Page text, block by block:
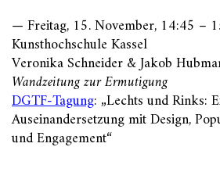
— Freitag, 15. November, 14:45 –
Kunsthochschule Kassel
Veronika Schneider & Jakob
Wandzeitung zur Ermutigung
DGTF-Tagung: „Lechts und Rinks:
Auseinandersetzung mit Design,
und Engagement“